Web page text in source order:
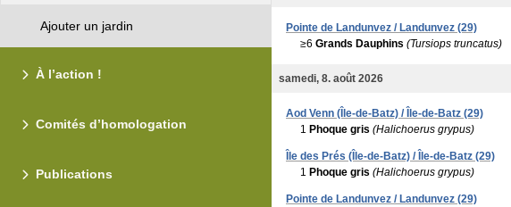
Ajouter un jardin
À l’action !
Comités d’homologation
Publications
Pointe de Landunvez / Landunvez (29)
≥6 Grands Dauphins (Tursiops truncatus)
samedi, 8. août 2026
Aod Venn (Île-de-Batz) / Île-de-Batz (29)
1 Phoque gris (Halichoerus grypus)
Île des Prés (Île-de-Batz) / Île-de-Batz (29)
1 Phoque gris (Halichoerus grypus)
Pointe de Landunvez / Landunvez (29)